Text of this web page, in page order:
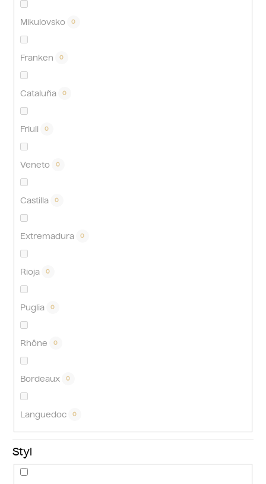
Mikulovsko 0
Franken 0
Cataluña 0
Friuli 0
Veneto 0
Castilla 0
Extremadura 0
Rioja 0
Puglia 0
Rhône 0
Bordeaux 0
Languedoc 0
Styl